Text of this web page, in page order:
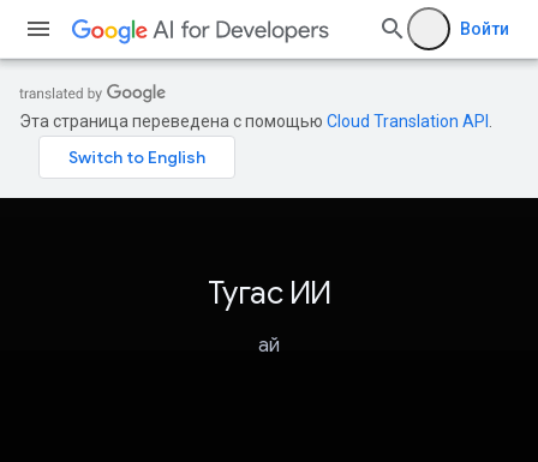
Войти
Эта страница переведена с помощью Cloud Translation API
Тугас ИИ
ай